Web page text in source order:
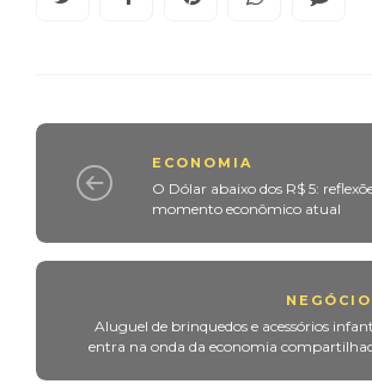
ECONOMIA
O Dólar abaixo dos R$ 5:
momento econômico atual
Aluguel de brinquedos e acessórios
entra na onda da economia